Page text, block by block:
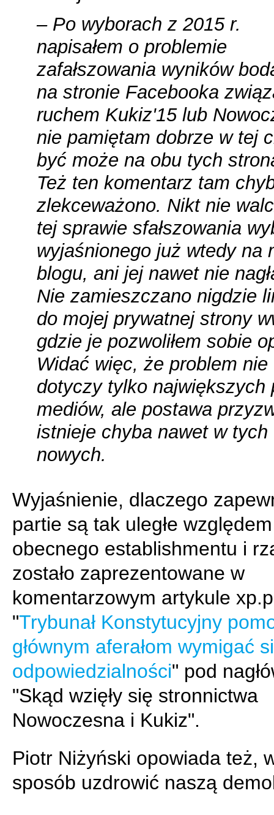
– Po wyborach z 2015 r.
napisałem o problemie
zafałszowania wyników
na stronie Facebooka
ruchem Kukiz'15 lub
nie pamiętam dobrze w tej
być może na obu tych
Też ten komentarz tam
zlekceważono. Nikt nie
tej sprawie sfałszowania
wyjaśnionego już wtedy na
blogu, ani jej nawet nie
Nie zamieszczano nigdzie
do mojej prywatnej strony
gdzie je pozwoliłem sobie
Widać więc, że problem nie
dotyczy tylko największych
mediów, ale postawa
istnieje chyba nawet w tych
nowych.
Wyjaśnienie, dlaczego
partie są tak uległe względem
obecnego establishmentu i
zostało zaprezentowane w
komentarzowym artykule
"Trybunał Konstytucyjny
głównym aferałom wymigać
odpowiedzialności" pod
"Skąd wzięły się stronnictwa
Nowoczesna i Kukiz".
Piotr Niżyński opowiada też,
sposób uzdrowić naszą